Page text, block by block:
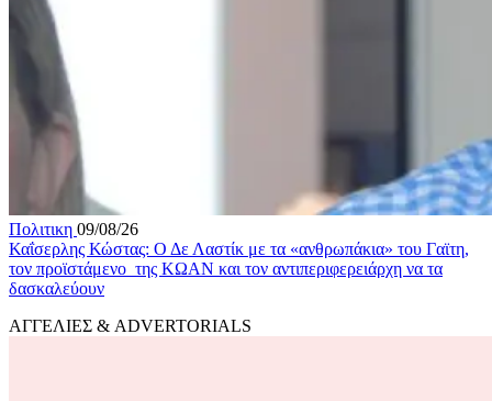
Πολιτικη 09/08/26
Καΐσερλης Κώστας: Ο Δε Λαστίκ με τα «ανθρωπάκια» του Γαϊτη,
τον προϊστάμενο της ΚΩΑΝ και τον αντιπεριφερειάρχη να τα
δασκαλεύουν
ΑΓΓΕΛΙΕΣ & ADVERTORIALS